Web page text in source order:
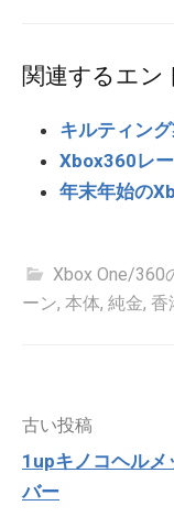
関連するエン
キルティン
Xbox360レ
年末年始の
Xbox One/360
ーン, 本体, 純金, 香
投
ナ
ビ
古い投稿
1upキノコヘルメ
バー